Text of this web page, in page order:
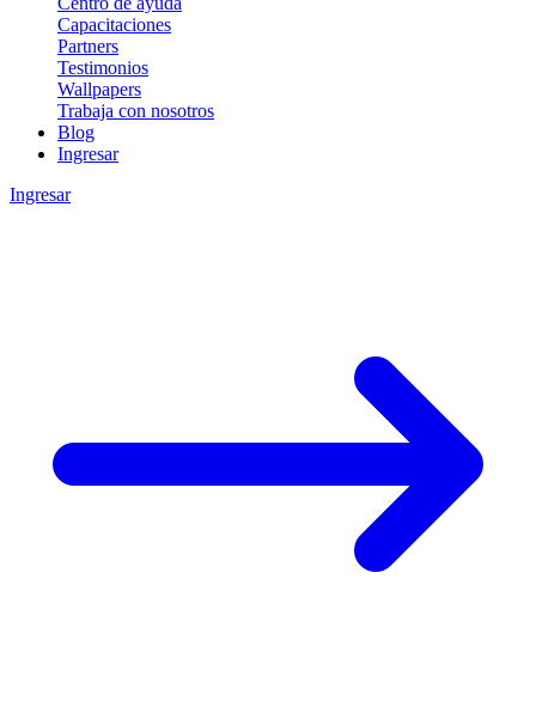
Capacitaciones
Partners
Testimonios
Wallpapers
Trabaja con nosotros
Blog
Ingresar
Ingresar